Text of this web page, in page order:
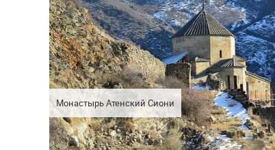
Монастырь Атенский Сиони